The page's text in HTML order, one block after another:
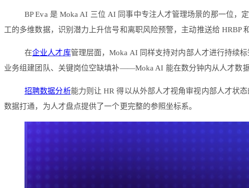
BP Eva 是 Moka AI 三位 AI 同事中专注人才管理场景的那一位
工的多维数据，识别潜力上升信号和离职风险预警，主动推送给 HRBP
在企业人才库管理层面，Moka AI 同样支持对内部人才进行持续
业务组建团队、关键岗位空缺填补——Moka AI 能在数分钟内从人才数
招聘数据分析能力则让 HR 得以从外部人才视角审视内部人才状
数据打通，为人才盘点提供了一个更完整的参照坐标系。